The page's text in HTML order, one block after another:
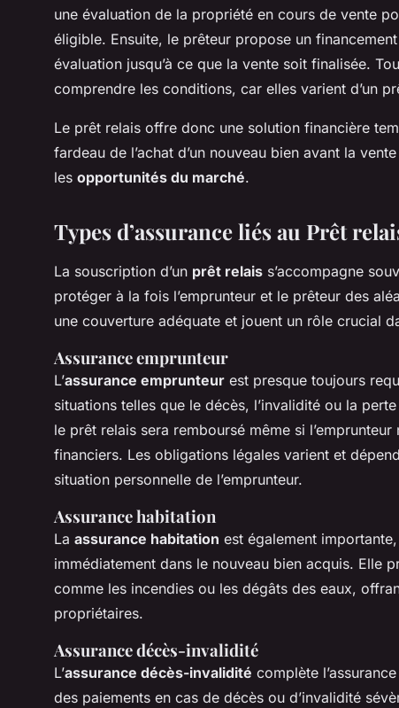
une évaluation de la propriété en cours de vente
éligible. Ensuite, le prêteur propose un
évaluation jusqu’à ce que la vente soit finalisée.
comprendre les conditions, car elles varient d’un
Le prêt relais offre donc une solution financière
fardeau de l’achat d’un nouveau bien avant la
les opportunités du marché.
Types d’assurance liés au Prêt
La souscription d’un prêt relais s’accompagne
protéger à la fois l’emprunteur et le prêteur des
une couverture adéquate et jouent un rôle crucial
Assurance emprunteur
L’assurance emprunteur est presque toujours
situations telles que le décès, l’invalidité ou la
le prêt relais sera remboursé même si
financiers. Les obligations légales varient et
situation personnelle de l’emprunteur.
Assurance habitation
La assurance habitation est également
immédiatement dans le nouveau bien acquis. Elle
comme les incendies ou les dégâts des eaux,
propriétaires.
Assurance décès-invalidité
L’assurance décès-invalidité complète
des paiements en cas de décès ou d’invalidité